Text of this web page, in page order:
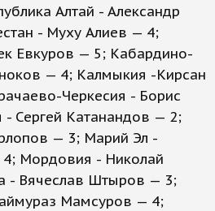
Алтай - Александр
- Муху Алиев — 4;
Евкуров — 5; Кабардино-
— 4; Калмыкия -Кирсан
Черкесия - Борис
Сергей Катанандов — 2;
— 3; Марий Эл -
Мордовия - Николай
- Вячеслав Штыров — 3;
Мамсуров — 4;